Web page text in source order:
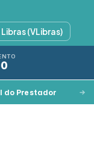
Libras (VLibras)
do Prestador